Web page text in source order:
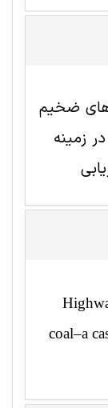
های ضخیم
زمینه
coal–a